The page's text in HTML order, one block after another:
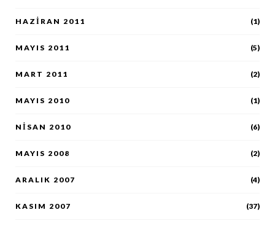
HAZIRAN 2011 (1)
MAYIS 2011 (5)
MART 2011 (2)
MAYIS 2010 (1)
NISAN 2010 (6)
MAYIS 2008 (2)
ARALIK 2007 (4)
KASIM 2007 (37)